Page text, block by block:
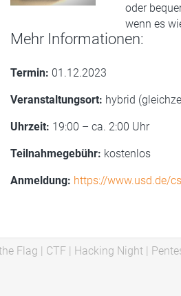
oder
wenn es
Mehr Informationen:
Termin: 01.12.2023
Veranstaltungsort: hybrid
Uhrzeit: 19:00 – ca. 2:00 Uhr
Teilnahmegebühr: kostenlos
Anmeldung: https://www.usd.de/
Flag | CTF| Hacking Night|